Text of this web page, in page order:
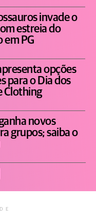
invade o
estreia do
em PG
opções
para o Dia dos
Clothing
novos
grupos; saiba o